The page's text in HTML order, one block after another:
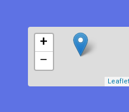
+
−
Leaflet